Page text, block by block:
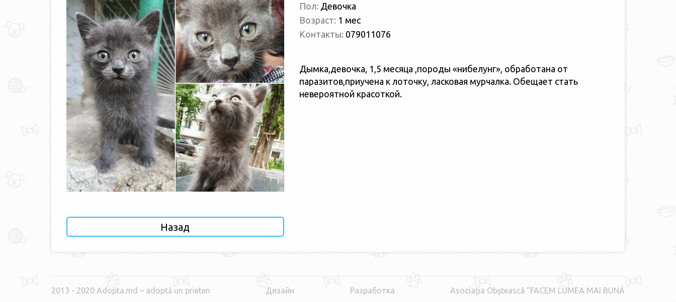
Назад
Пол: Девочка
Возраст: 1 мес
Контакты: 079011076
Дымка,девочка, 1,5 месяца ,породы «нибелунг», обработана от
паразитов,приучена к лоточку, ласковая мурчалка. Обещает стать
невероятной красоткой.
2013 - 2020 Adopta.md – adoptă un prieten Дизайн Разработка Asociaţia Obştească "FACEM LUMEA MAI BUNĂ